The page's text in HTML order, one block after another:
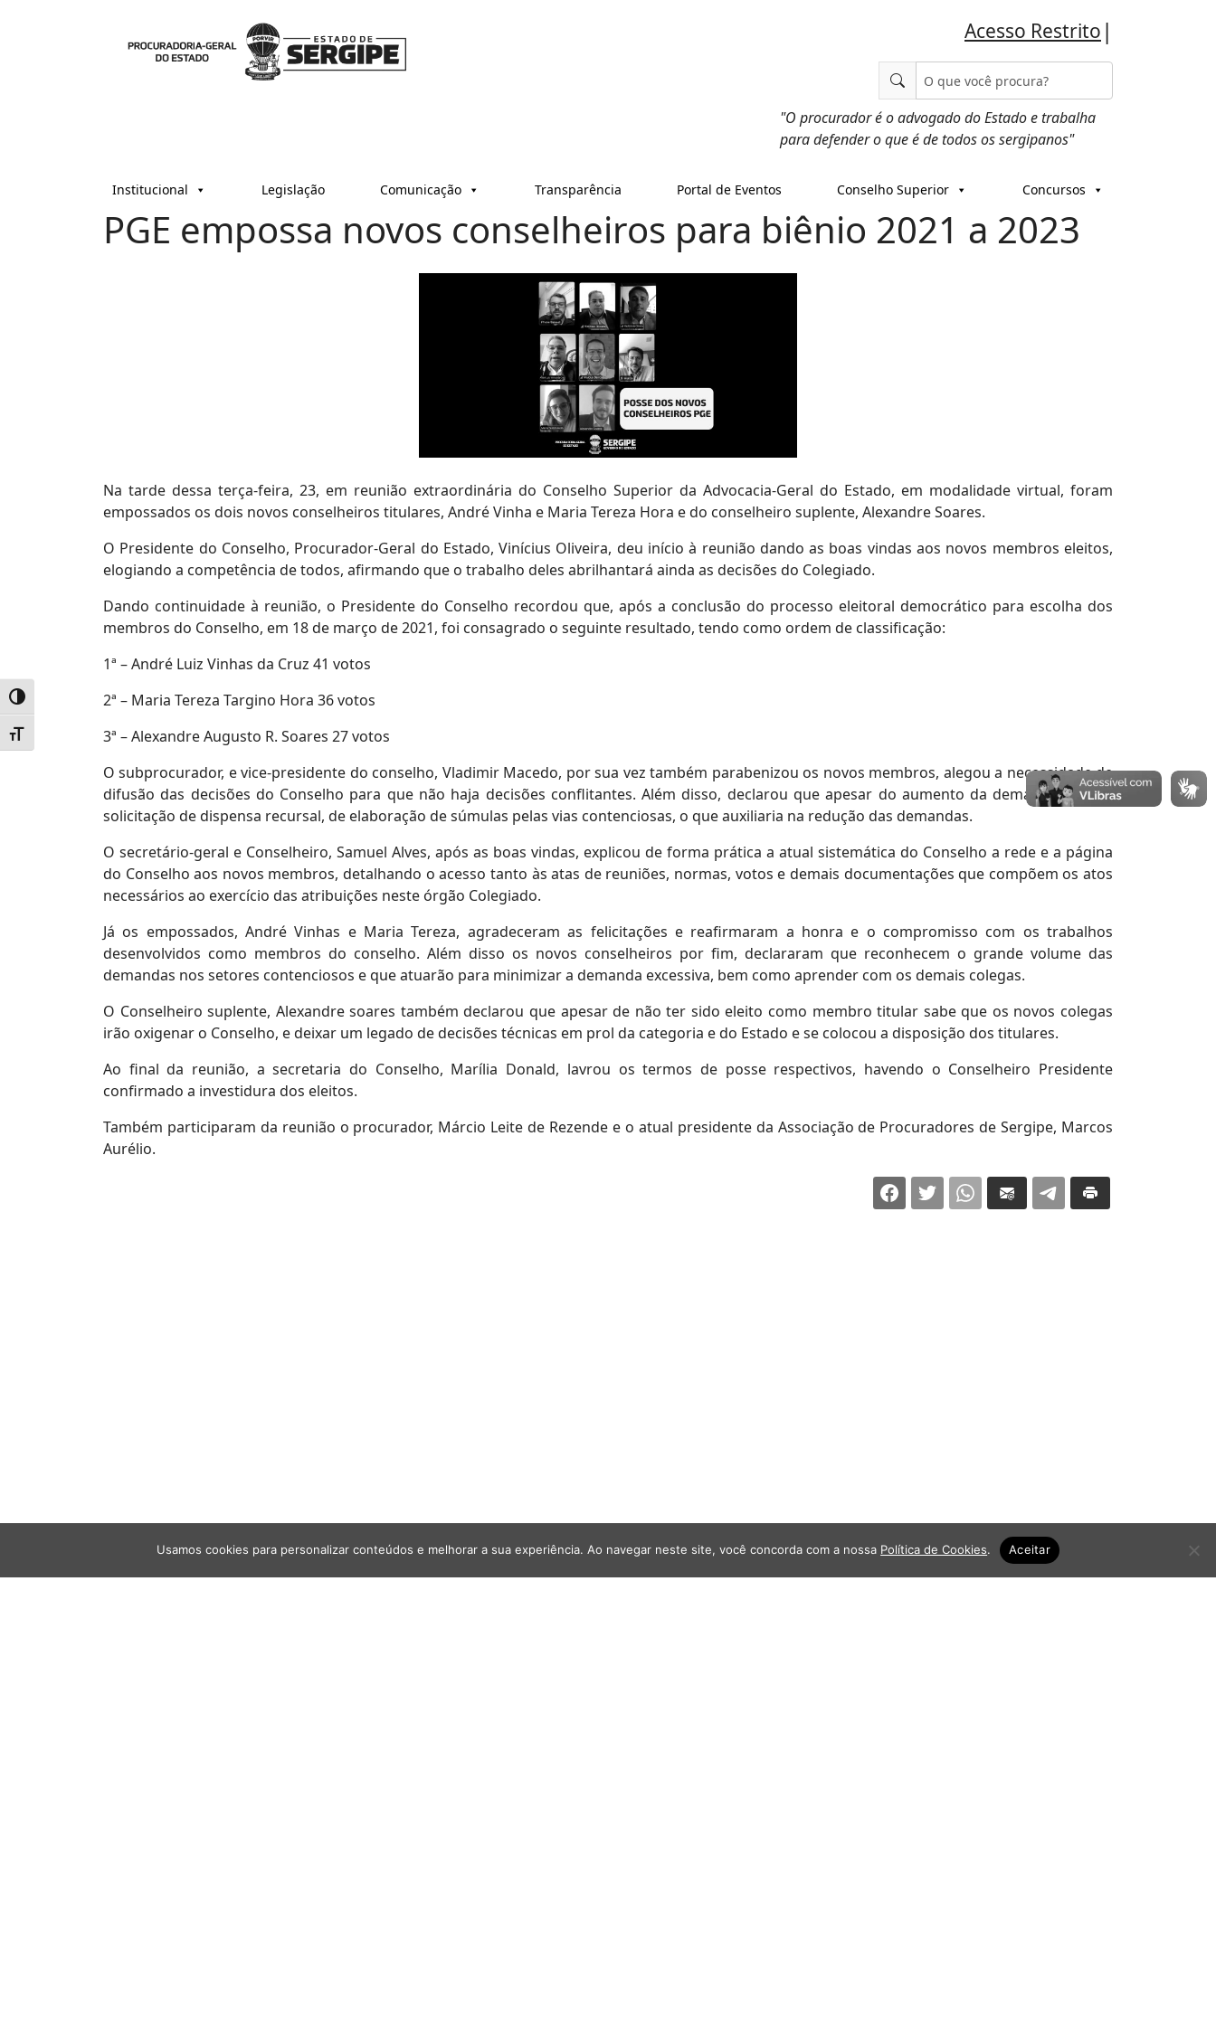
Alternar alto contraste
Alternar tamanho da fonte
Acesso Restrito |
"O procurador é o advogado do Estado e trabalha
para defender o que é de todos os sergipanos"
Institucional Legislação Comunicação Transparência Portal de Eventos Conselho Superior Concursos
PGE empossa novos conselheiros para biênio 2021 a 2023
Na tarde dessa terça-feira, 23, em reunião extraordinária do Conselho Superior da Advocacia-Geral do Estado, em modalidade virtual, foram
empossados os dois novos conselheiros titulares, André Vinha e Maria Tereza Hora e do conselheiro suplente, Alexandre Soares.
O Presidente do Conselho, Procurador-Geral do Estado, Vinícius Oliveira, deu início à reunião dando as boas vindas aos novos membros eleitos,
elogiando a competência de todos, afirmando que o trabalho deles abrilhantará ainda as decisões do Colegiado.
Dando continuidade à reunião, o Presidente do Conselho recordou que, após a conclusão do processo eleitoral democrático para escolha dos
membros do Conselho, em 18 de março de 2021, foi consagrado o seguinte resultado, tendo como ordem de classificação:
1ª – André Luiz Vinhas da Cruz 41 votos
2ª – Maria Tereza Targino Hora 36 votos
3ª – Alexandre Augusto R. Soares 27 votos
O subprocurador, e vice-presidente do conselho, Vladimir Macedo, por sua vez também parabenizou os novos membros, alegou a necessidade de
difusão das decisões do Conselho para que não haja decisões conflitantes. Além disso, declarou que apesar do aumento da demanda não há
solicitação de dispensa recursal, de elaboração de súmulas pelas vias contenciosas, o que auxiliaria na redução das demandas.
O secretário-geral e Conselheiro, Samuel Alves, após as boas vindas, explicou de forma prática a atual sistemática do Conselho a rede e a página
do Conselho aos novos membros, detalhando o acesso tanto às atas de reuniões, normas, votos e demais documentações que compõem os atos
necessários ao exercício das atribuições neste órgão Colegiado.
Já os empossados, André Vinhas e Maria Tereza, agradeceram as felicitações e reafirmaram a honra e o compromisso com os trabalhos
desenvolvidos como membros do conselho. Além disso os novos conselheiros por fim, declararam que reconhecem o grande volume das
demandas nos setores contenciosos e que atuarão para minimizar a demanda excessiva, bem como aprender com os demais colegas.
O Conselheiro suplente, Alexandre soares também declarou que apesar de não ter sido eleito como membro titular sabe que os novos colegas
irão oxigenar o Conselho, e deixar um legado de decisões técnicas em prol da categoria e do Estado e se colocou a disposição dos titulares.
Ao final da reunião, a secretaria do Conselho, Marília Donald, lavrou os termos de posse respectivos, havendo o Conselheiro Presidente
confirmado a investidura dos eleitos.
Também participaram da reunião o procurador, Márcio Leite de Rezende e o atual presidente da Associação de Procuradores de Sergipe, Marcos
Aurélio.
Usamos cookies para personalizar conteúdos e melhorar a sua experiência. Ao navegar neste site, você concorda com a nossa Política de Cookies. Aceitar